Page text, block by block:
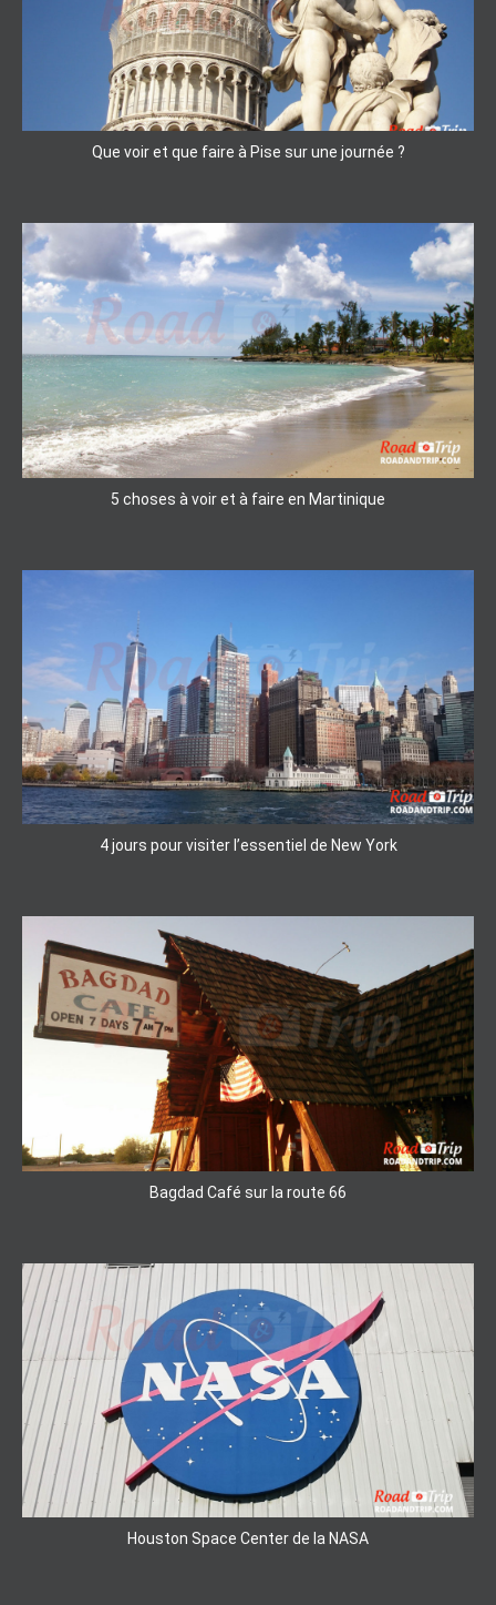
Que voir et que faire à Pise sur une journée ?
5 choses à voir et à faire en Martinique
4 jours pour visiter l’essentiel de New York
Bagdad Café sur la route 66
Houston Space Center de la NASA